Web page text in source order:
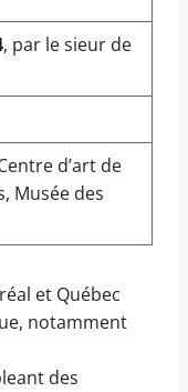
, par le sieur de
d’art de
Musée des
et Québec
notamment
des